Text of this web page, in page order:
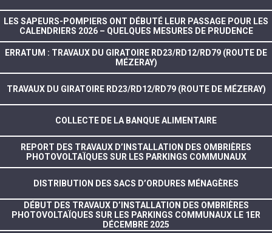
LES SAPEURS-POMPIERS ONT DÉBUTÉ LEUR PASSAGE POUR LES
CALENDRIERS 2026 – QUELQUES MESURES DE PRUDENCE
ERRATUM : TRAVAUX DU GIRATOIRE RD23/RD12/RD79 (ROUTE DE
MÉZERAY)
TRAVAUX DU GIRATOIRE RD23/RD12/RD79 (ROUTE DE MÉZERAY)
COLLECTE DE LA BANQUE ALIMENTAIRE
REPORT DES TRAVAUX D’INSTALLATION DES OMBRIÈRES
PHOTOVOLTAÏQUES SUR LES PARKINGS COMMUNAUX
DISTRIBUTION DES SACS D’ORDURES MÉNAGÈRES
DÉBUT DES TRAVAUX D’INSTALLATION DES OMBRIÈRES
PHOTOVOLTAÏQUES SUR LES PARKINGS COMMUNAUX LE 1ER
DÉCEMBRE 2025